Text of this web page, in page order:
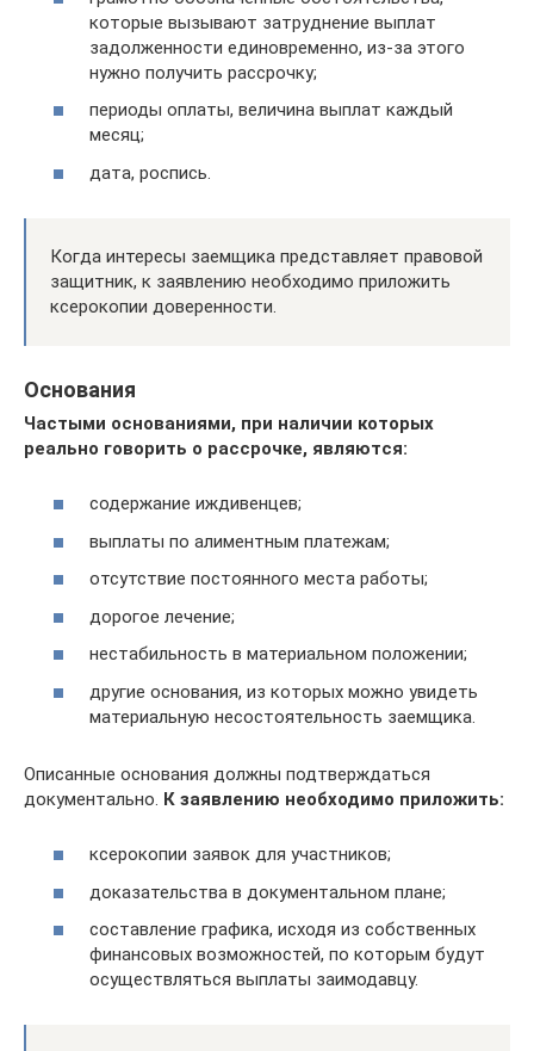
которые вызывают затруднение выплат
задолженности единовременно, из-за этого
нужно получить рассрочку;
периоды оплаты, величина выплат каждый
месяц;
дата, роспись.
Когда интересы заемщика представляет правовой
защитник, к заявлению необходимо приложить
ксерокопии доверенности.
Основания
Частыми основаниями, при наличии которых
реально говорить о рассрочке, являются:
содержание иждивенцев;
выплаты по алиментным платежам;
отсутствие постоянного места работы;
дорогое лечение;
нестабильность в материальном положении;
другие основания, из которых можно увидеть
материальную несостоятельность заемщика.
Описанные основания должны подтверждаться
документально. К заявлению необходимо приложить:
ксерокопии заявок для участников;
доказательства в документальном плане;
составление графика, исходя из собственных
финансовых возможностей, по которым будут
осуществляться выплаты заимодавцу.